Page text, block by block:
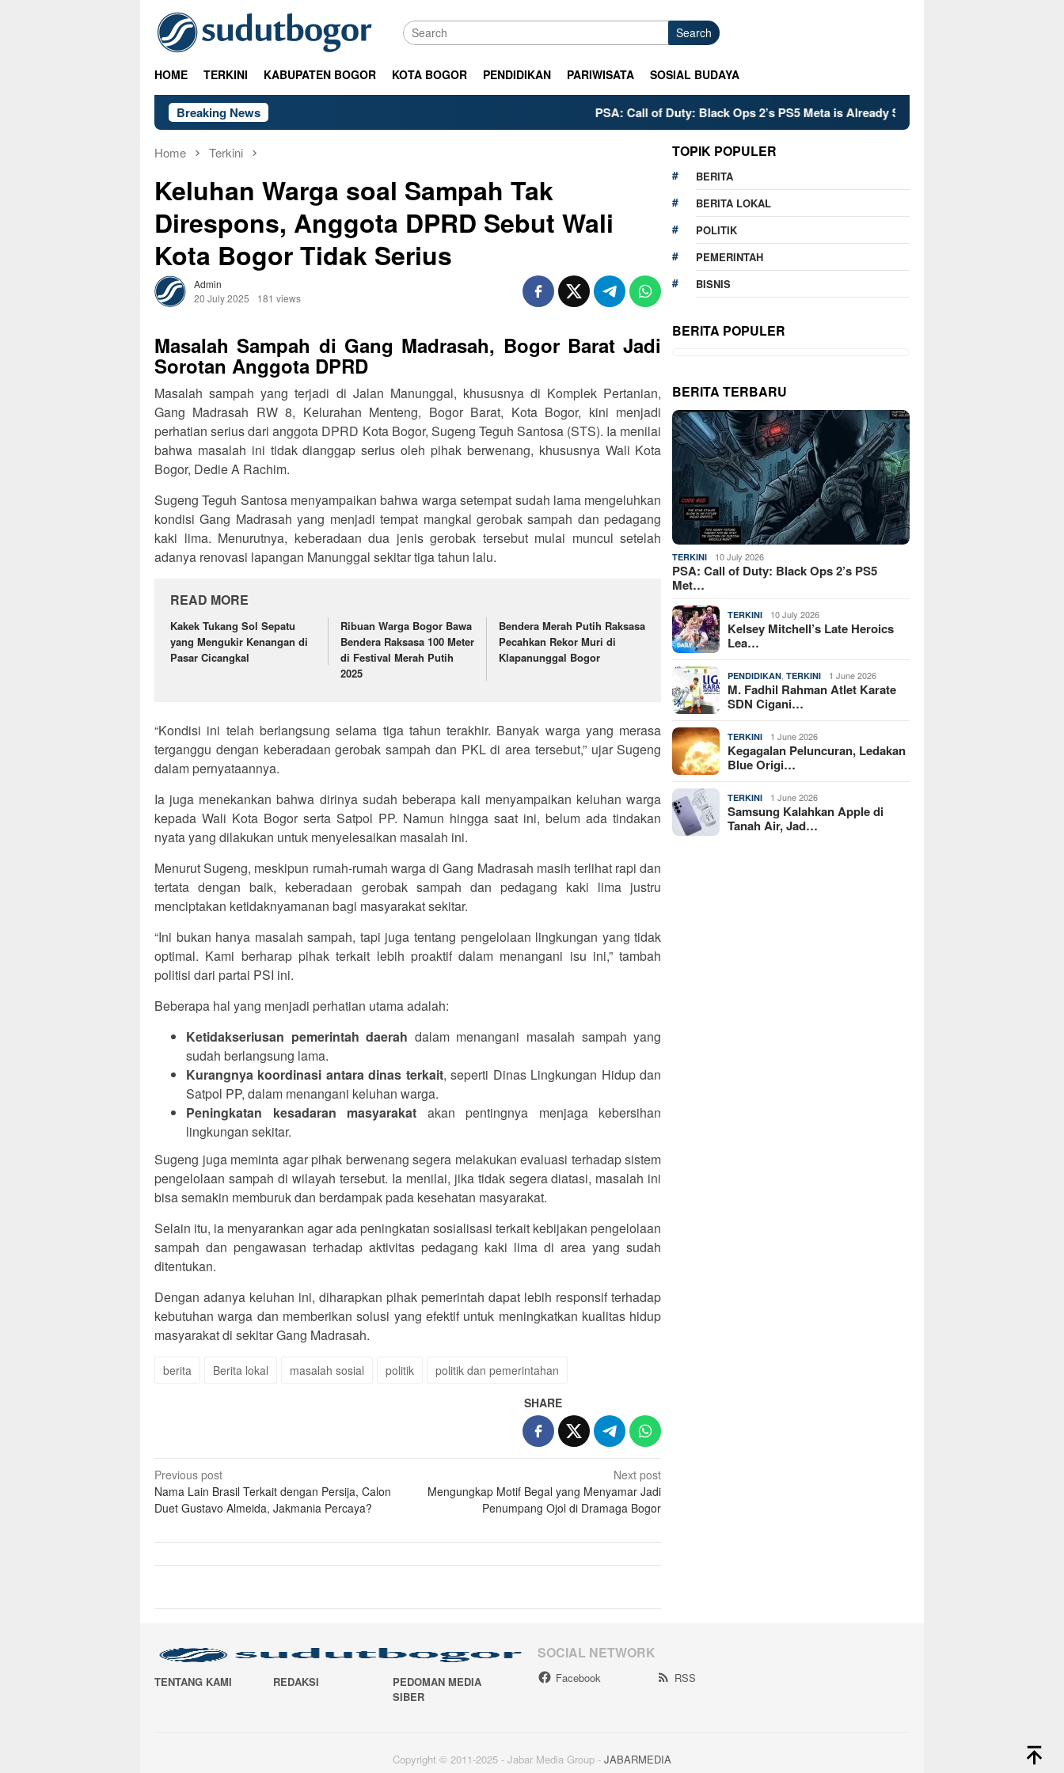
content
Search
HOME TERKINI KABUPATEN BOGOR KOTA BOGOR PENDIDIKAN PARIWISATA SOSIAL BUDAYA
Breaking News PSA: Call of Duty: Black Ops 2’s PS5 Meta is Already Set in Stone
Home Terkini
Keluhan Warga soal Sampah Tak
Direspons, Anggota DPRD Sebut Wali
Kota Bogor Tidak Serius
Admin
20 July 2025
181 views
Masalah Sampah di Gang Madrasah, Bogor Barat Jadi
Sorotan Anggota DPRD
Masalah sampah yang terjadi di Jalan Manunggal, khususnya di Komplek Pertanian,
Gang Madrasah RW 8, Kelurahan Menteng, Bogor Barat, Kota Bogor, kini menjadi
perhatian serius dari anggota DPRD Kota Bogor, Sugeng Teguh Santosa (STS). Ia menilai
bahwa masalah ini tidak dianggap serius oleh pihak berwenang, khususnya Wali Kota
Bogor, Dedie A Rachim.
Sugeng Teguh Santosa menyampaikan bahwa warga setempat sudah lama mengeluhkan
kondisi Gang Madrasah yang menjadi tempat mangkal gerobak sampah dan pedagang
kaki lima. Menurutnya, keberadaan dua jenis gerobak tersebut mulai muncul setelah
adanya renovasi lapangan Manunggal sekitar tiga tahun lalu.
READ MORE
Kakek Tukang Sol Sepatu
yang Mengukir Kenangan di
Pasar Cicangkal
Ribuan Warga Bogor Bawa
Bendera Raksasa 100 Meter
di Festival Merah Putih
2025
Bendera Merah Putih Raksasa
Pecahkan Rekor Muri di
Klapanunggal Bogor
“Kondisi ini telah berlangsung selama tiga tahun terakhir. Banyak warga yang merasa
terganggu dengan keberadaan gerobak sampah dan PKL di area tersebut,” ujar Sugeng
dalam pernyataannya.
Ia juga menekankan bahwa dirinya sudah beberapa kali menyampaikan keluhan warga
kepada Wali Kota Bogor serta Satpol PP. Namun hingga saat ini, belum ada tindakan
nyata yang dilakukan untuk menyelesaikan masalah ini.
Menurut Sugeng, meskipun rumah-rumah warga di Gang Madrasah masih terlihat rapi dan
tertata dengan baik, keberadaan gerobak sampah dan pedagang kaki lima justru
menciptakan ketidaknyamanan bagi masyarakat sekitar.
“Ini bukan hanya masalah sampah, tapi juga tentang pengelolaan lingkungan yang tidak
optimal. Kami berharap pihak terkait lebih proaktif dalam menangani isu ini,” tambah
politisi dari partai PSI ini.
Beberapa hal yang menjadi perhatian utama adalah:
Ketidakseriusan pemerintah daerah dalam menangani masalah sampah yang
sudah berlangsung lama.
Kurangnya koordinasi antara dinas terkait, seperti Dinas Lingkungan Hidup dan
Satpol PP, dalam menangani keluhan warga.
Peningkatan kesadaran masyarakat akan pentingnya menjaga kebersihan
lingkungan sekitar.
Sugeng juga meminta agar pihak berwenang segera melakukan evaluasi terhadap sistem
pengelolaan sampah di wilayah tersebut. Ia menilai, jika tidak segera diatasi, masalah ini
bisa semakin memburuk dan berdampak pada kesehatan masyarakat.
Selain itu, ia menyarankan agar ada peningkatan sosialisasi terkait kebijakan pengelolaan
sampah dan pengawasan terhadap aktivitas pedagang kaki lima di area yang sudah
ditentukan.
Dengan adanya keluhan ini, diharapkan pihak pemerintah dapat lebih responsif terhadap
kebutuhan warga dan memberikan solusi yang efektif untuk meningkatkan kualitas hidup
masyarakat di sekitar Gang Madrasah.
berita Berita lokal masalah sosial politik politik dan pemerintahan
SHARE
Post
navigation
Previous post
Nama Lain Brasil Terkait dengan Persija, Calon
Duet Gustavo Almeida, Jakmania Percaya?
Next post
Mengungkap Motif Begal yang Menyamar Jadi
Penumpang Ojol di Dramaga Bogor
TOPIK POPULER
BERITA
BERITA LOKAL
POLITIK
PEMERINTAH
BISNIS
BERITA POPULER
BERITA TERBARU
TERKINI 10 July 2026
PSA: Call of Duty: Black Ops 2’s PS5
Met…
TERKINI 10 July 2026
Kelsey Mitchell’s Late Heroics
Lea…
PENDIDIKAN ,TERKINI 1 June 2026
M. Fadhil Rahman Atlet Karate
SDN Cigani…
TERKINI 1 June 2026
Kegagalan Peluncuran, Ledakan
Blue Origi…
TERKINI 1 June 2026
Samsung Kalahkan Apple di
Tanah Air, Jad…
TENTANG KAMI REDAKSI
PEDOMAN MEDIA
SIBER
SOCIAL NETWORK
Facebook RSS
Copyright © 2011-2025 - Jabar Media Group - JABARMEDIA